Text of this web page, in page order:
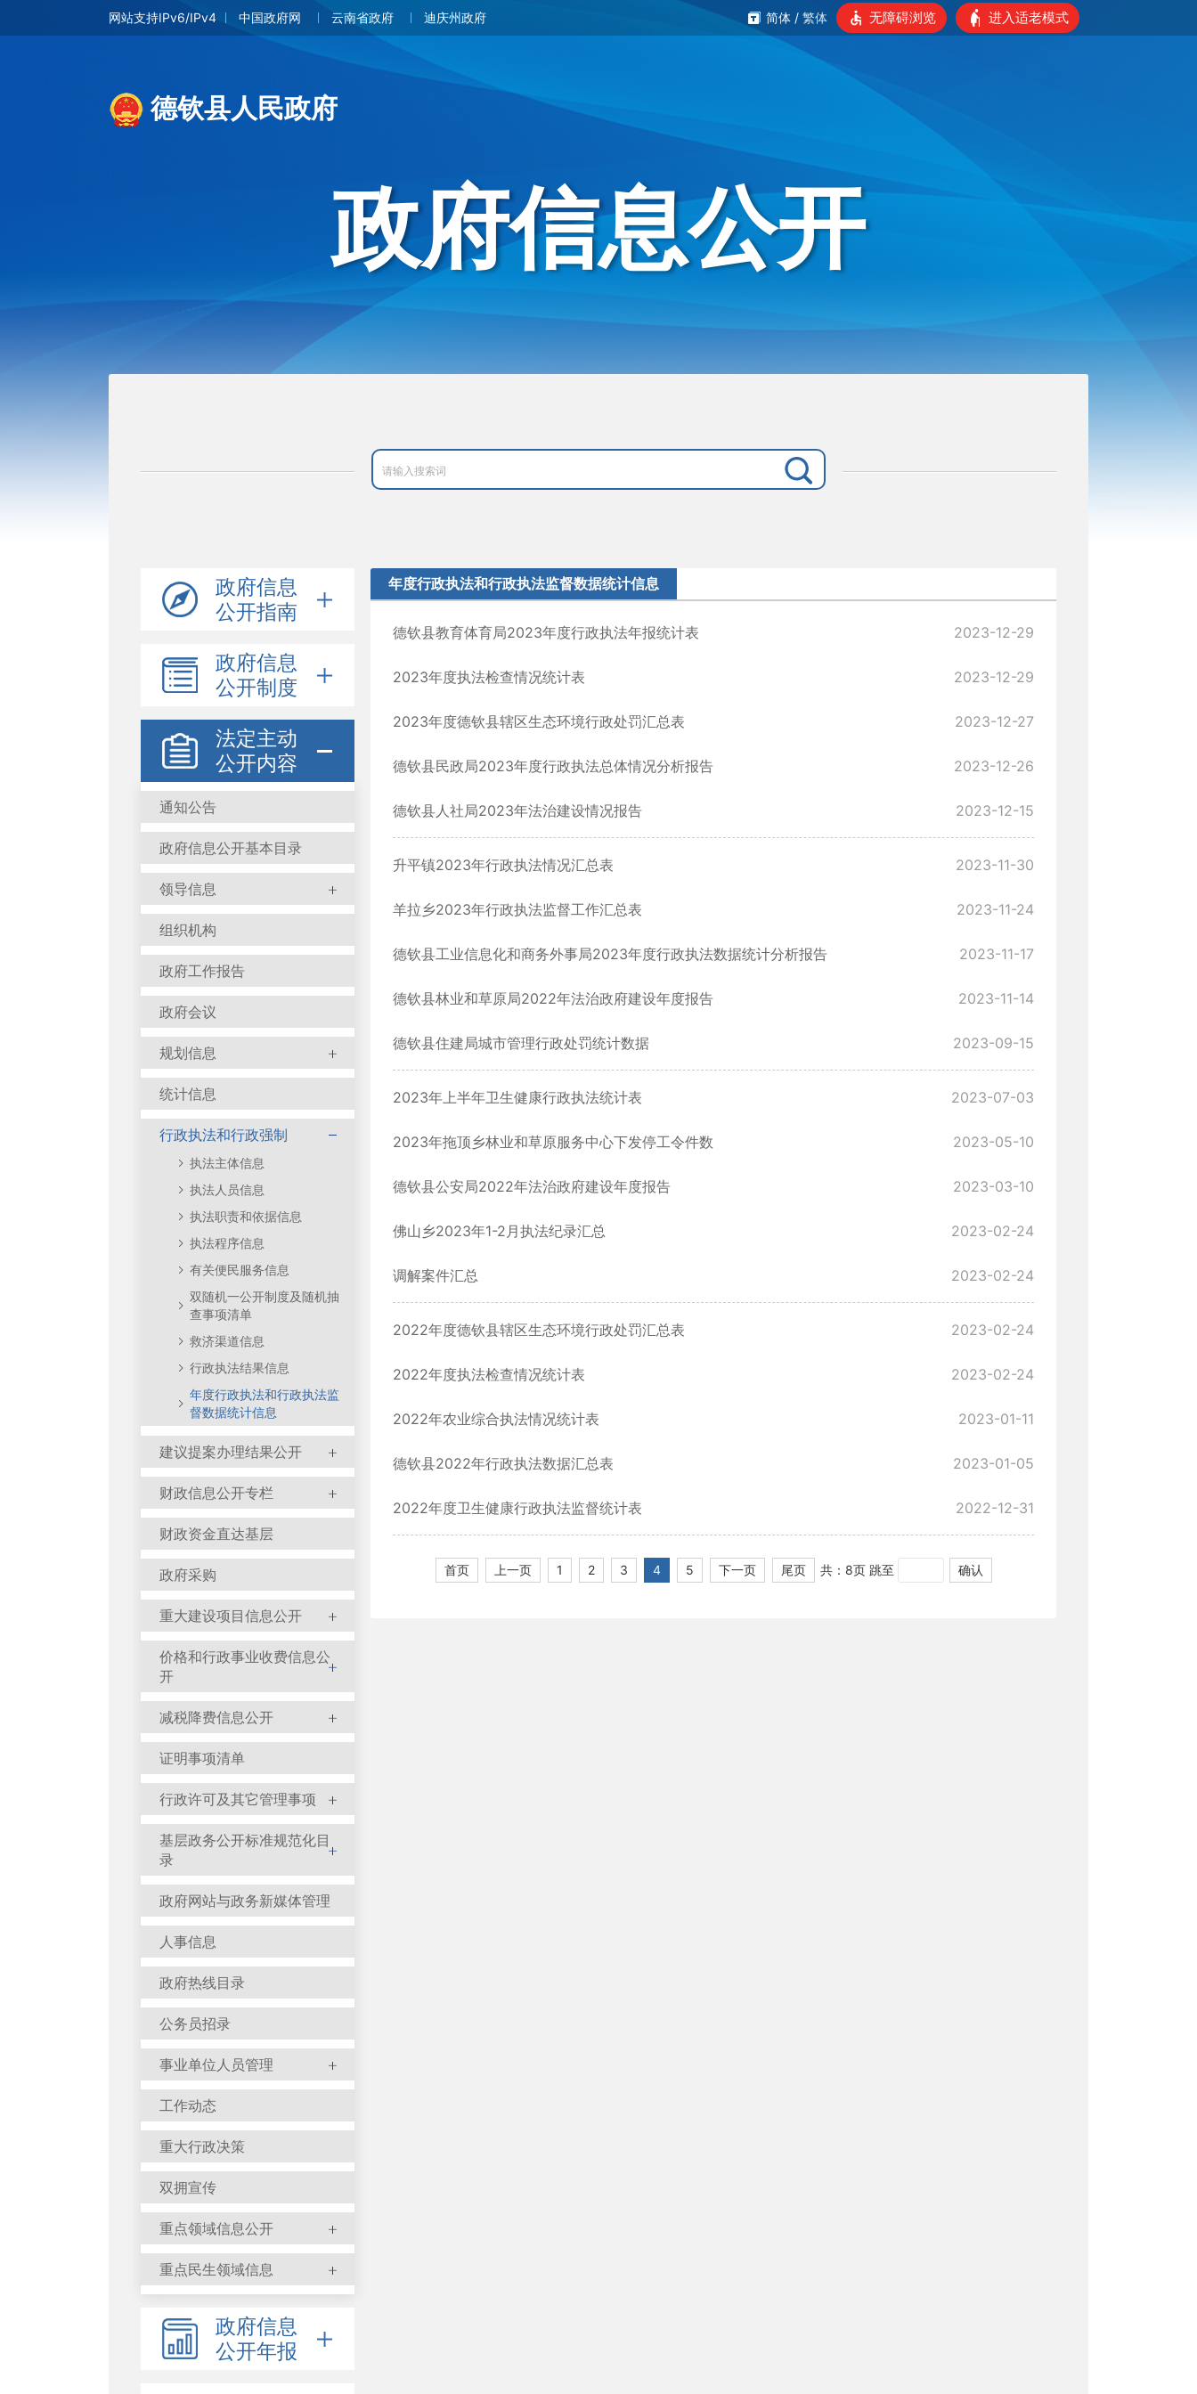
网站支持IPv6/IPv4 中国政府网 云南省政府 迪庆州政府 简体 / 繁体 无障碍浏览 进入适老模式
德钦县人民政府
政府信息公开
政府信息
公开指南
政府信息
公开制度
法定主动
公开内容
通知公告
政府信息公开基本目录
领导信息
组织机构
政府工作报告
政府会议
规划信息
统计信息
行政执法和行政强制
执法主体信息
执法人员信息
执法职责和依据信息
执法程序信息
有关便民服务信息
双随机一公开制度及随机抽
查事项清单
救济渠道信息
行政执法结果信息
年度行政执法和行政执法监
督数据统计信息
建议提案办理结果公开
财政信息公开专栏
财政资金直达基层
政府采购
重大建设项目信息公开
价格和行政事业收费信息公
开
减税降费信息公开
证明事项清单
行政许可及其它管理事项
基层政务公开标准规范化目
录
政府网站与政务新媒体管理
人事信息
政府热线目录
公务员招录
事业单位人员管理
工作动态
重大行政决策
双拥宣传
重点领域信息公开
重点民生领域信息
政府信息
公开年报
年度行政执法和行政执法监督数据统计信息
德钦县教育体育局2023年度行政执法年报统计表 2023-12-29
2023年度执法检查情况统计表 2023-12-29
2023年度德钦县辖区生态环境行政处罚汇总表 2023-12-27
德钦县民政局2023年度行政执法总体情况分析报告 2023-12-26
德钦县人社局2023年法治建设情况报告 2023-12-15
升平镇2023年行政执法情况汇总表 2023-11-30
羊拉乡2023年行政执法监督工作汇总表 2023-11-24
德钦县工业信息化和商务外事局2023年度行政执法数据统计分析报告 2023-11-17
德钦县林业和草原局2022年法治政府建设年度报告 2023-11-14
德钦县住建局城市管理行政处罚统计数据 2023-09-15
2023年上半年卫生健康行政执法统计表 2023-07-03
2023年拖顶乡林业和草原服务中心下发停工令件数 2023-05-10
德钦县公安局2022年法治政府建设年度报告 2023-03-10
佛山乡2023年1-2月执法纪录汇总 2023-02-24
调解案件汇总 2023-02-24
2022年度德钦县辖区生态环境行政处罚汇总表 2023-02-24
2022年度执法检查情况统计表 2023-02-24
2022年农业综合执法情况统计表 2023-01-11
德钦县2022年行政执法数据汇总表 2023-01-05
2022年度卫生健康行政执法监督统计表 2022-12-31
首页 上一页 1 2 3 4 5 下一页 尾页 共：8页 跳至 确认